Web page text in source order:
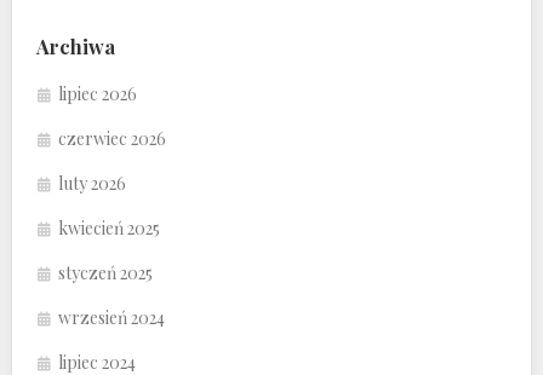
Archiwa
lipiec 2026
czerwiec 2026
luty 2026
kwiecień 2025
styczeń 2025
wrzesień 2024
lipiec 2024